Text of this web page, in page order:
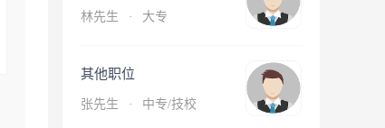
林先生 · 大专
其他职位
张先生 · 中专/技校